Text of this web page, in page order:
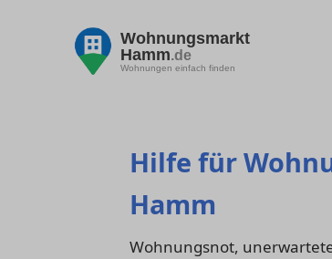
Wohnungsmarkt
Hamm.de
Wohnungen einfach finden
Hilfe für
Hamm
Wohnungsnot,